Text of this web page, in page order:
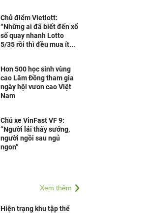
Chủ điểm Vietlott:
“Những ai đã biết đến xổ
số quay nhanh Lotto
5/35 rồi thì đều mua ít...
Hơn 500 học sinh vùng
cao Lâm Đồng tham gia
ngày hội vươn cao Việt
Nam
Chủ xe VinFast VF 9:
“Người lái thấy sướng,
người ngồi sau ngủ
ngon”
Xem thêm
Hiện trạng khu tập thể